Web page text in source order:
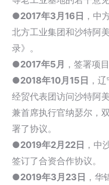
●2017年3月16日 ，中
北方工业集团和沙特阿
录》。
●2017年5月 ，签署项
●2018年10月15日 ，
经贸代表团访问沙特阿
兼首席执行官纳瑟尔，
署了协议。
●2019年2月22日 ，中
签订了合资合作协议。
●2019年3月23日 ，华